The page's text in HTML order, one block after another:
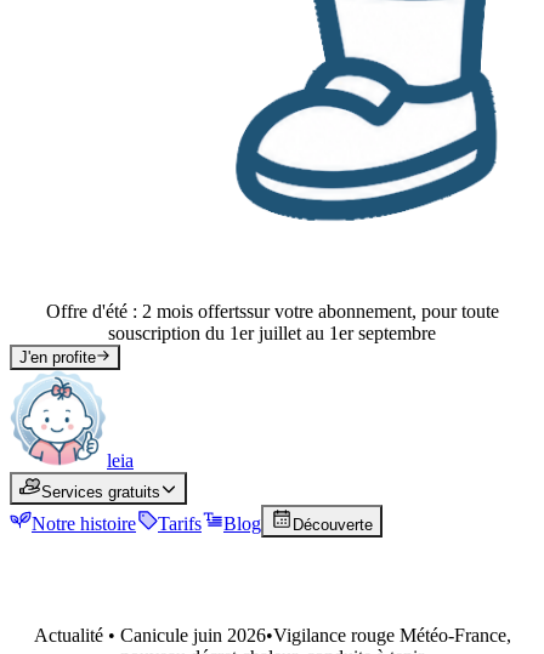
Offre d'été : 2 mois offertssur votre abonnement, pour toute
souscription du 1er juillet au 1er septembre
J'en profite
leia
Services gratuits
Notre histoire Tarifs Blog Découverte
leia
ServicesServices gratuits
Histoire Tarifs Blog Découverte
Actualité • Canicule juin 2026•Vigilance rouge Météo-France,